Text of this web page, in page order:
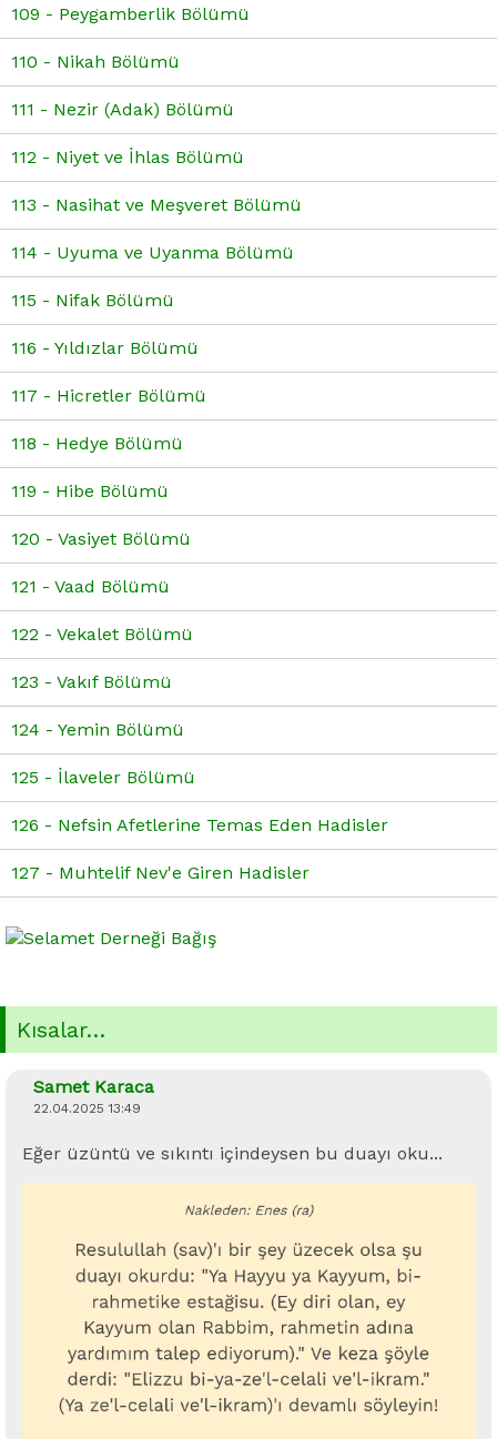
109 - Peygamberlik Bölümü
110 - Nikah Bölümü
111 - Nezir (Adak) Bölümü
112 - Niyet ve İhlas Bölümü
113 - Nasihat ve Meşveret Bölümü
114 - Uyuma ve Uyanma Bölümü
115 - Nifak Bölümü
116 - Yıldızlar Bölümü
117 - Hicretler Bölümü
118 - Hedye Bölümü
119 - Hibe Bölümü
120 - Vasiyet Bölümü
121 - Vaad Bölümü
122 - Vekalet Bölümü
123 - Vakıf Bölümü
124 - Yemin Bölümü
125 - İlaveler Bölümü
126 - Nefsin Afetlerine Temas Eden Hadisler
127 - Muhtelif Nev'e Giren Hadisler
Kısalar…
Samet Karaca
22.04.2025 13:49
Eğer üzüntü ve sıkıntı içindeysen bu duayı oku...